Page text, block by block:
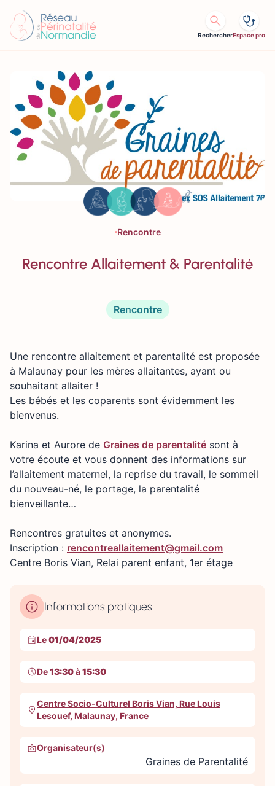
RechercherEspace pro
Rencontre
Rencontre Allaitement & Parentalité
Rencontre
Une rencontre allaitement et parentalité est proposée
à Malaunay pour les mères allaitantes, ayant ou
souhaitant allaiter !
Les bébés et les coparents sont évidemment les
bienvenus.
Karina et Aurore de Graines de parentalité sont à
votre écoute et vous donnent des informations sur
l’allaitement maternel, la reprise du travail, le sommeil
du nouveau-né, le portage, la parentalité
bienveillante…
Rencontres gratuites et anonymes.
Inscription : rencontreallaitement@gmail.com
Centre Boris Vian, Relai parent enfant, 1er étage
Informations pratiques
Le01/04/2025
De13:30à15:30
Centre Socio-Culturel Boris Vian, Rue Louis
Lesouef, Malaunay, France
Organisateur(s)
Graines de Parentalité